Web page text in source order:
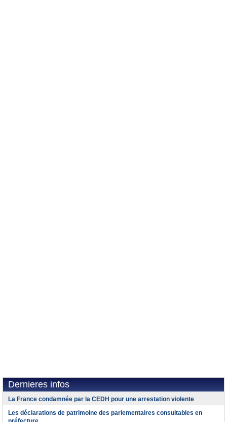
Dernieres infos
La France condamnée par la CEDH pour une arrestation violente
Les déclarations de patrimoine des parlementaires consultables en